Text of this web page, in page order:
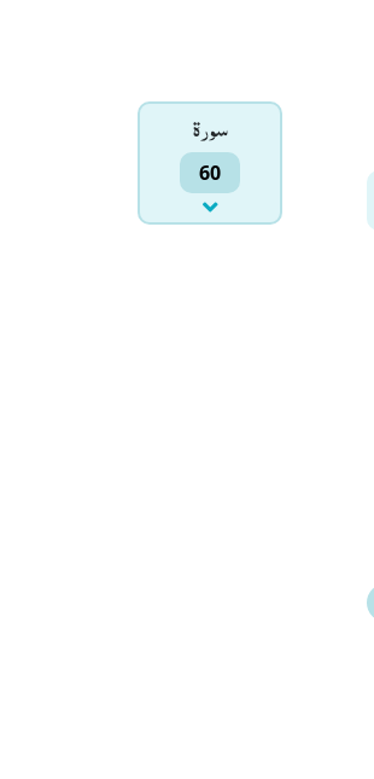
سورۃ
60